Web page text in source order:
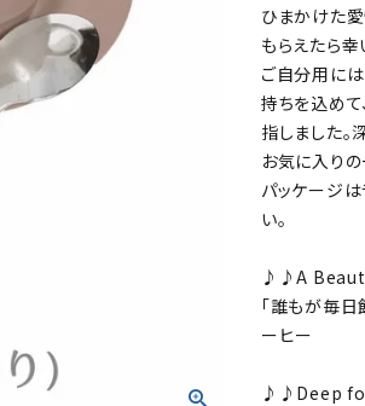
ひまかけた
もらえたら幸
ご自分用には
持ちを込めて
指しました。
お気に入り
パッケージは
い。
♪♪A
「誰もが毎
ーヒー
♪♪Deep